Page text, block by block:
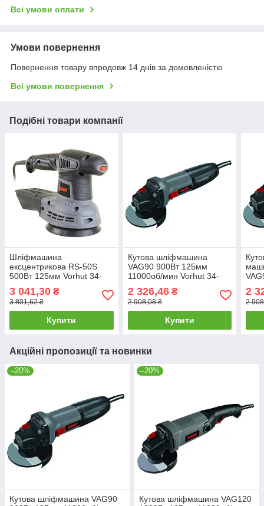
Всі умови оплати
Умови повернення
Повернення товару впродовж 14 днів за домовленістю
Всі умови повернення
Подібні товари компанії
Шліфмашина
ексцентрикова RS-50S
500Вт 125мм Vorhut 34-
эксцентриковая
3 041,30 ₴
3 801,62 ₴
Купити
Кутова шліфмашина
VAG90 900Вт 125мм
11000об/мин Vorhut 34-
шлифмашина
2 326,46₴
2 908,08 ₴
Купити
2
2
Акційні пропозиції та новинки
–20%
Кутова шліфмашина VAG90
–20%
Кутова шліфмашина VAG120